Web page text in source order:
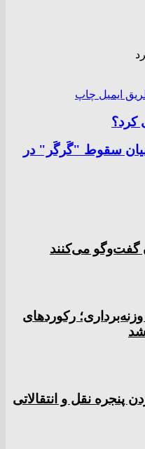
ایمیل چاپ
کرد؟
سقوط "گَرگَر" در
گفت‌و‌گو می‌کنند
رکورد‌های
پنجره نقل و انتقالاتی